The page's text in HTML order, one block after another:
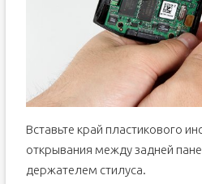
Вставьте край пластикового
открывания между задней
держателем стилуса.